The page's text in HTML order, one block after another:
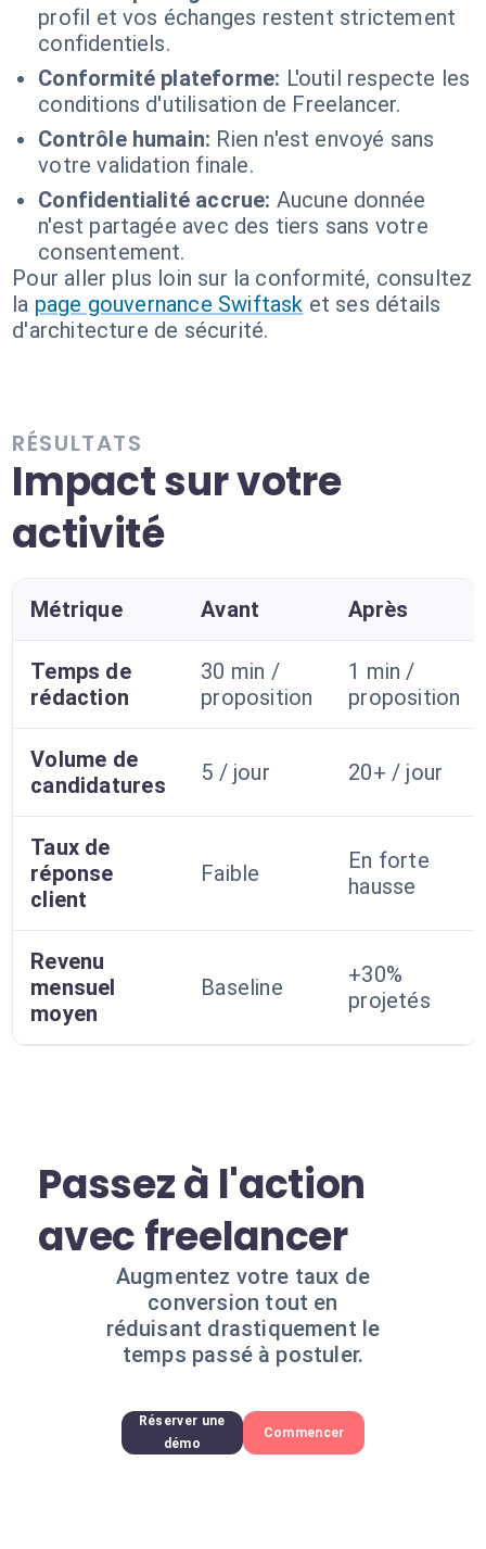
profil et vos échanges restent strictement
confidentiels.
Conformité plateforme: L'outil respecte les
conditions d'utilisation de Freelancer.
Contrôle humain: Rien n'est envoyé sans
votre validation finale.
Confidentialité accrue: Aucune donnée
n'est partagée avec des tiers sans votre
consentement.
Pour aller plus loin sur la conformité, consultez
la page gouvernance Swiftask et ses détails
d'architecture de sécurité.
RÉSULTATS
Impact sur votre
activité
Métrique Avant Après
Temps de
rédaction
30 min /
proposition
1 min /
proposition
Volume de
candidatures
5 / jour 20+ / jour
Taux de
réponse
client
Faible
En forte
hausse
Revenu
mensuel
moyen
Baseline
+30%
projetés
Passez à l'action
avec freelancer
Augmentez votre taux de
conversion tout en
réduisant drastiquement le
temps passé à postuler.
Réserver une
démo
Commencer